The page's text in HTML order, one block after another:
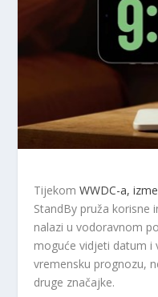
TijekomWWDC-a,
StandBy pruža korisne
nalazi u vodoravnom
moguće vidjeti datum i
vremensku prognozu,
druge značajke.